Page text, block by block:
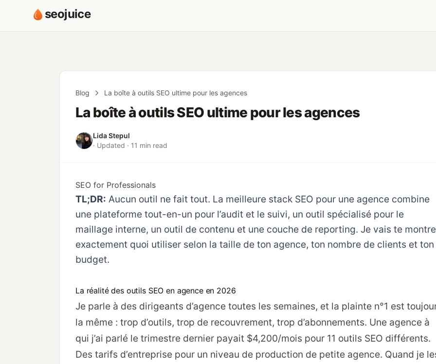
seojuice
Blog La boîte à outils SEO ultime pour les agences
La boîte à outils SEO ultime pour les agences
Lida Stepul
· Updated · 11 min read
SEO for Professionals
TL;DR: Aucun outil ne fait tout. La meilleure stack SEO pour une agence combine
une plateforme tout-en-un pour l’audit et le suivi, un outil spécialisé pour le
maillage interne, un outil de contenu et une couche de reporting. Je vais te
exactement quoi utiliser selon la taille de ton agence, ton nombre de clients et ton
budget.
La réalité des outils SEO en agence en 2026
Je parle à des dirigeants d’agence toutes les semaines, et la plainte n°1 est
la même : trop d’outils, trop de recouvrement, trop d’abonnements. Une agence à
qui j’ai parlé le trimestre dernier payait $4,200/mois pour 11 outils SEO différents.
Des tarifs d’entreprise pour un niveau de production de petite agence. Quand je